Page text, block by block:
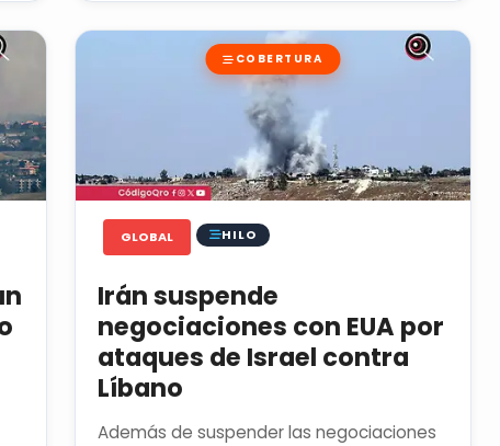
COBERTURA
GLOBAL HILO
Irán suspende
negociaciones con EUA por
ataques de Israel contra
Líbano
Además de suspender las negociaciones